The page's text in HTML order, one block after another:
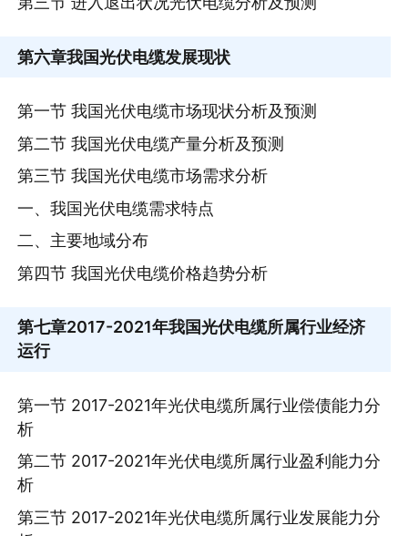
第六章我国光伏电缆发展现状
第一节 我国光伏电缆市场现状分析及预测
第二节 我国光伏电缆产量分析及预测
第三节 我国光伏电缆市场需求分析
一、我国光伏电缆需求特点
二、主要地域分布
第四节 我国光伏电缆价格趋势分析
第七章2017-2021年我国光伏电缆所属行业经济
运行
第一节 2017-2021年光伏电缆所属行业偿债能力分
析
第二节 2017-2021年光伏电缆所属行业盈利能力分
析
第三节 2017-2021年光伏电缆所属行业发展能力分